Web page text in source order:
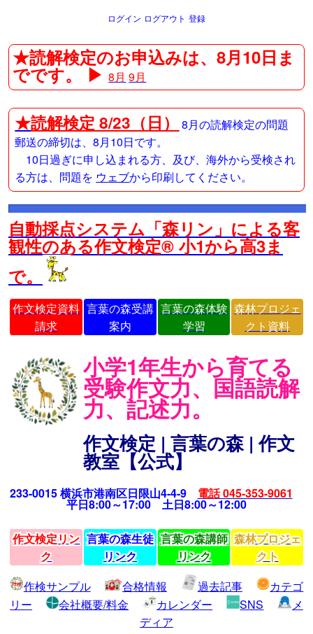
ログイン ログアウト 登録
★読解検定のお申込みは、8月10日ま
でです。 ▶8月 9月
★読解検定 8/23（日）
8月の読解検定の問題
郵送の締切は、8月10日です。
10日過ぎに申し込まれる方、及び、海外から受検され
る方は、問題を ウェブから印刷してください。
自動採点システム「森リン」による客
観性のある作文検定® 小1から高3ま
で。
作文検定資料
請求
言葉の森受講
案内
言葉の森体験
学習
森林プロジェ
クト資料
小学1年生から育てる
受験作文力、国語読解
力、記述力。
作文検定 | 言葉の森 | 作文
教室【公式】
233-0015 横浜市港南区日限山4-4-9 電話 045-353-9061
平日8:00～17:00 土日8:00～12:00
作文検定リン
ク
言葉の森生徒
リンク
言葉の森講師
リンク
森林プロジェ
クト
作検サンプル
合格情報 過去記事
カテゴ
リー
会社概要/料金 カレンダー SNS
メ
ディア